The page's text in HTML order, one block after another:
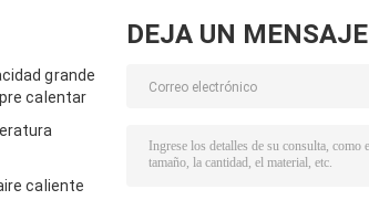
grande
calentar
caliente
DEJA UN MENSAJE